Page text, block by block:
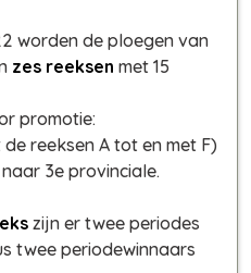
worden de ploegen van
zes reeksen met 15
promotie:
de reeksen A tot en met F)
3e provinciale.
zijn er twee periodes
twee periodewinnaars